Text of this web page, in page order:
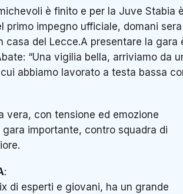
è finito e per la Juve Stabia
primo impegno ufficiale, domani sera
casa del Lecce.A presentare la gara
“Una vigilia bella, arriviamo da
abbiamo lavorato a testa bassa
vera, con tensione ed emozione
gara importante, contro squadra di
:
di esperti e giovani, ha un grande